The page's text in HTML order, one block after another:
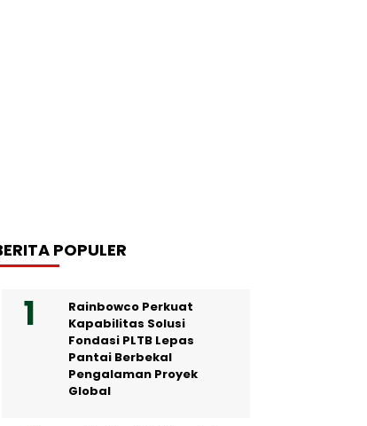
POPULER
Rainbowco Perkuat
Kapabilitas Solusi
Fondasi PLTB Lepas
Pantai Berbekal
Pengalaman Proyek
Global